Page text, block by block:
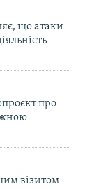
що атаки
про
візитом